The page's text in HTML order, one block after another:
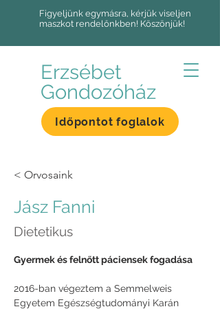
Figyeljünk egymásra, kérjük viseljen
maszkot rendelőnkben! Köszönjük!
Erzsébet
Gondozóház
Időpontot foglalok
< Orvosaink
Jász Fanni
Dietetikus
Gyermek és felnőtt páciensek fogadása
2016-ban végeztem a Semmelweis
Egyetem Egészségtudományi Karán